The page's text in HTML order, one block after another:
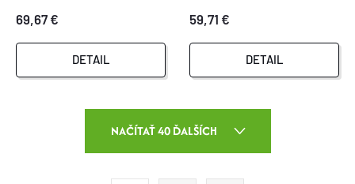
69,67 €
DETAIL
59,71 €
DETAIL
NAČÍTAŤ 40 ĎALŠÍCH